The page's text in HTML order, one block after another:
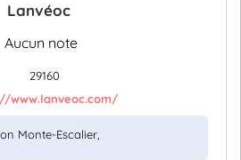
Lanvéoc
Aucun note
29160
www.lanveoc.com/
Monte-Escalier,